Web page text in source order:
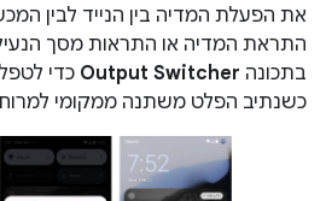
בתכונה Output Switcher כדי
כשנתיב הפלט משתנה ממקומי